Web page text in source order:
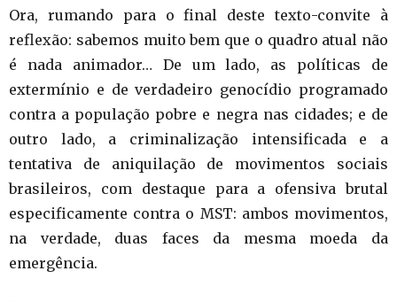
Ora, rumando para o final deste texto-convite à
reflexão: sabemos muito bem que o quadro atual não
é nada animador… De um lado, as políticas de
extermínio e de verdadeiro genocídio programado
contra a população pobre e negra nas cidades; e de
outro lado, a criminalização intensificada e a
tentativa de aniquilação de movimentos sociais
brasileiros, com destaque para a ofensiva brutal
especificamente contra o MST: ambos movimentos,
na verdade, duas faces da mesma moeda da
emergência.